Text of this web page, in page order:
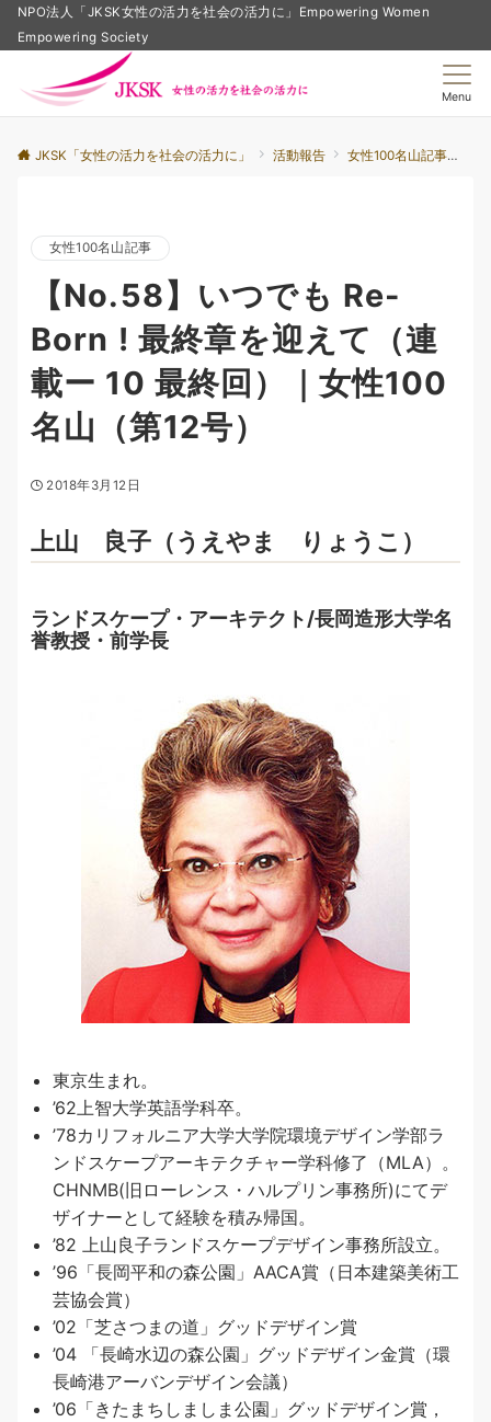
NPO法人「JKSK女性の活力を社会の活力に」Empowering Women
Empowering Society
Menu
JKSK「女性の活力を社会の活力に」 活動報告 女性100名山記事
女性100名山記事
【No.58】いつでも Re-
Born ! 最終章を迎えて（連
載ー 10 最終回）｜女性100
名山（第12号）
2018年3月12日
上山 良子（うえやま りょうこ）
ランドスケープ・アーキテクト/長岡造形大学名
誉教授・前学長
東京生まれ。
’62上智大学英語学科卒。
’78カリフォルニア大学大学院環境デザイン学部ラ
ンドスケープアーキテクチャー学科修了（MLA）。
CHNMB(旧ローレンス・ハルプリン事務所)にてデ
ザイナーとして経験を積み帰国。
’82 上山良子ランドスケープデザイン事務所設立。
’96「長岡平和の森公園」AACA賞（日本建築美術工
芸協会賞）
’02「芝さつまの道」グッドデザイン賞
’04 「長崎水辺の森公園」グッドデザイン金賞（環
長崎港アーバンデザイン会議）
’06「きたまちしましま公園」グッドデザイン賞，